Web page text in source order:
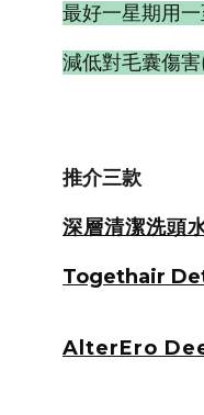
最好一星期用
減低對毛囊傷
推介三款
深層清潔洗頭
Togethair
AlterEro